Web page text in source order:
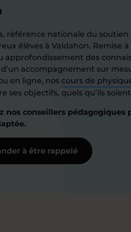
référence nationale du soutien
élèves à Valdahon. Remise
approfondissement des
accompagnement sur
en ligne, nos cours de
ses objectifs, quels qu’ils
nos conseillers pédagogiques
à être rappelé